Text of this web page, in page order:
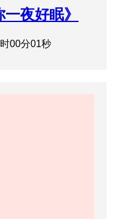
夜好眠》
00分01秒